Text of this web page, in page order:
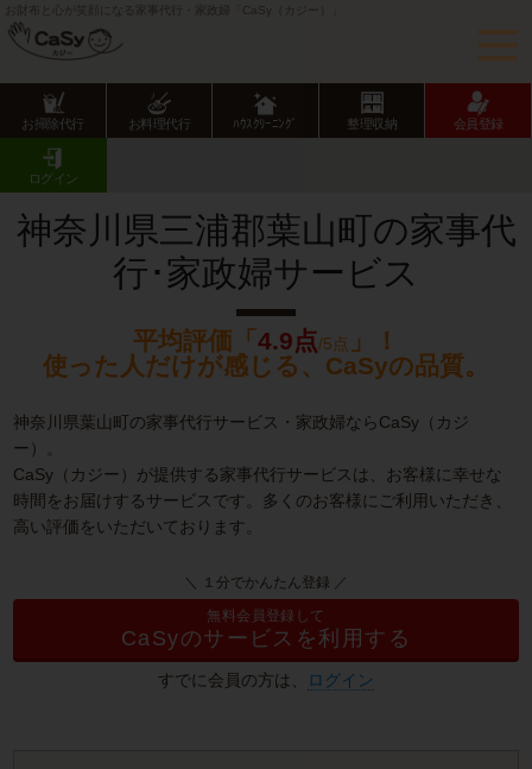
お財布と心が笑顔になる家事代行・家政婦「CaSy（カジー）」
お掃除代行 お料理代行 ﾊｳｽｸﾘｰﾆﾝｸﾞ 整理収納 会員登録
ログイン
CaSy TOP
葉山町の家事代行･家政婦サービス
神奈川県三浦郡葉山町の家事代
行･家政婦サービス
平均評価「 4.9点/5点
」！
使った人だけが感じる、CaSyの品質。
神奈川県葉山町の家事代行サービス・家政婦ならCaSy（カジ
ー）。
CaSy（カジー）が提供する家事代行サービスは、お客様に幸せな
時間をお届けするサービスです。多くのお客様にご利用いただき、
高い評価をいただいております。
＼ １分でかんたん登録 ／
無料会員登録して
CaSyのサービスを利用する
すでに会員の方は、 ログイン